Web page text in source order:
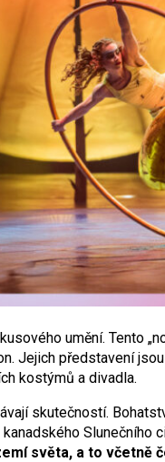
umění. Tento
Jejich představení
kostýmů a divadla.
skutečností.
Slunečního
světa, a to včetně